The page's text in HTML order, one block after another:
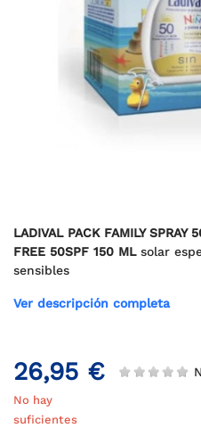
LADIVAL PACK FAMILY SPRAY
FREE 50SPF 150 MLsolar
sensibles
Ver descripción completa
26,95 €
No hay
suficientes